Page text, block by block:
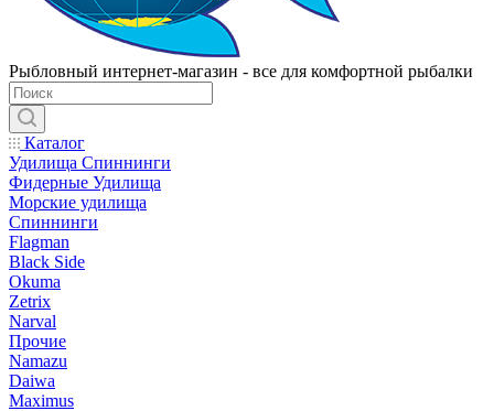
Рыбловный интернет-магазин - все для комфортной рыбалки
Каталог
Удилища Спиннинги
Фидерные Удилища
Морские удилища
Спиннинги
Flagman
Black Side
Okuma
Zetrix
Narval
Прочие
Namazu
Daiwa
Maximus